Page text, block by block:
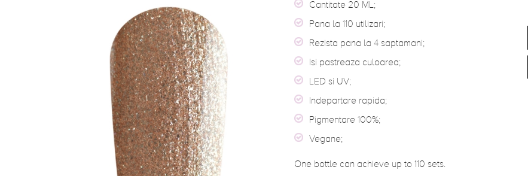
Cantitate 20 ML;
Pana la 110 utilizari;
Rezista pana la 4 saptamani;
Isi pastreaza culoarea;
LED si UV;
Indepartare rapida;
Pigmentare 100%;
Vegane;
One bottle can achieve up to 110 sets.